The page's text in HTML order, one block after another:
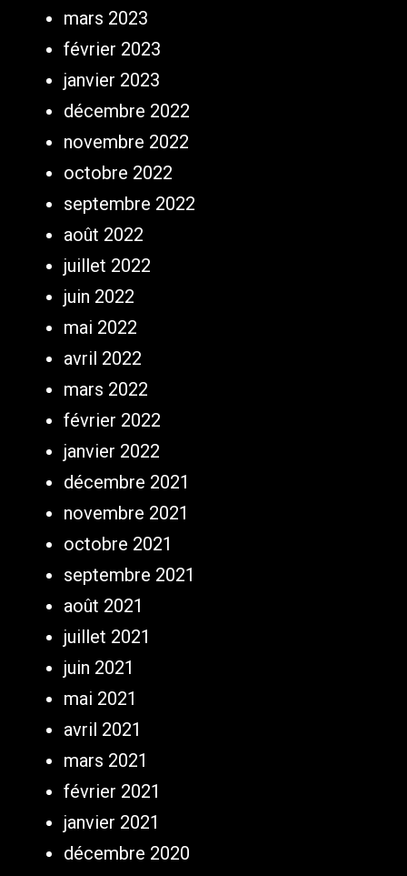
mars 2023
février 2023
janvier 2023
décembre 2022
novembre 2022
octobre 2022
septembre 2022
août 2022
juillet 2022
juin 2022
mai 2022
avril 2022
mars 2022
février 2022
janvier 2022
décembre 2021
novembre 2021
octobre 2021
septembre 2021
août 2021
juillet 2021
juin 2021
mai 2021
avril 2021
mars 2021
février 2021
janvier 2021
décembre 2020